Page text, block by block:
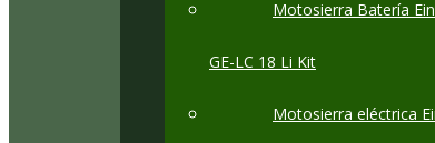
Motosierra Batería
GE-LC 18 Li Kit
Motosierra eléctrica